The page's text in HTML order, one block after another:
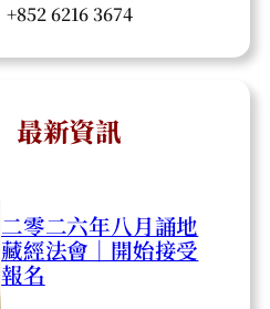
+852 6216 3674
最新資訊
二零二六年八月誦地
藏經法會｜開始接受
報名